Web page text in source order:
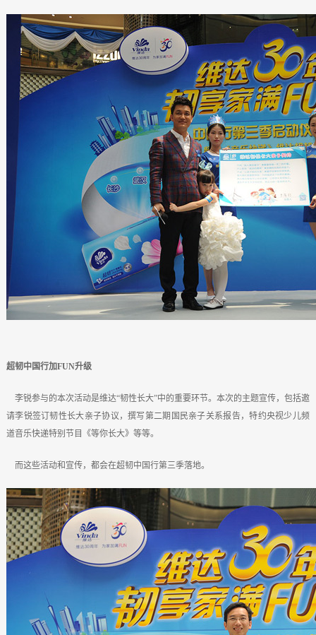
超韧中国行加FUN升级
李锐参与的本次活动是维达“韧性长大”中的重要环节。本次的主题宣传，包括邀
请李锐签订韧性长大亲子协议，撰写第二期国民亲子关系报告，特约央视少儿频
道音乐快递特别节目《等你长大》等等。
而这些活动和宣传，都会在超韧中国行第三季落地。